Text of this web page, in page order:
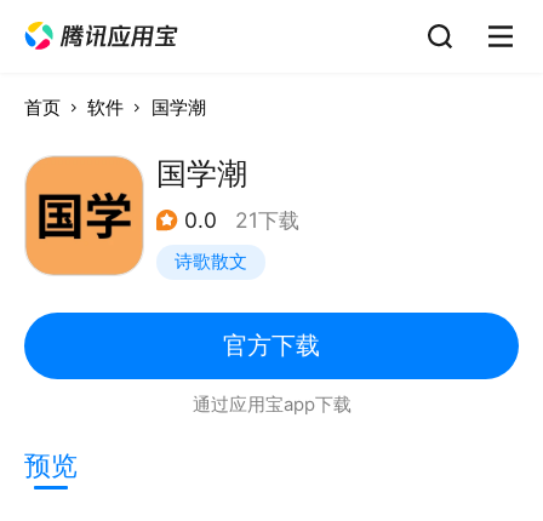
首页 软件 国学潮
国学潮
0.0 21下载
诗歌散文
官方下载
通过应用宝app下载
预览